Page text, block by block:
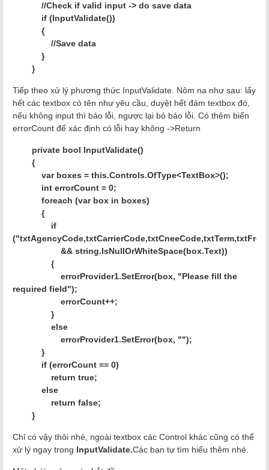
//Check if valid input -> do save data
if (InputValidate())
{
//Save data
}
}
Tiếp theo xử lý phương thức InputValidate. Nôm na như sau: lấy
hết các textbox có tên như yêu cầu, duyệt hết đám textbox đó,
nếu không input thì báo lỗi, ngược lại bỏ báo lỗi. Có thêm biến
errorCount để xác định có lỗi hay không ->Return
private bool InputValidate()
{
var boxes = this.Controls.OfType<TextBox>();
int errorCount = 0;
foreach (var box in boxes)
{
if
&& string.IsNullOrWhiteSpace(box.Text))
{
errorProvider1.SetError(box, "Please fill the
required field");
errorCount++;
}
else
errorProvider1.SetError(box, "");
}
if (errorCount == 0)
return true;
else
return false;
}
Chỉ có vậy thôi nhé, ngoài textbox các Control khác cũng có thể
xử lý ngay trong InputValidate.Các bạn tự tìm hiểu thêm nhé.